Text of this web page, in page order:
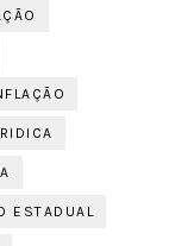
ESTADUAL